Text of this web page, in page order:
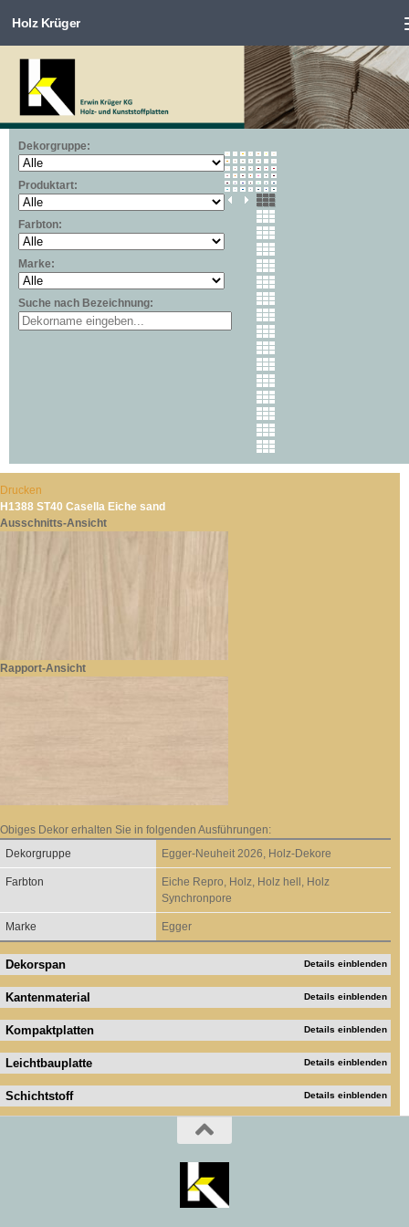
Zum Inhalt springen
Holz Krüger
Dekorgruppe:
Produktart:
Farbton:
Marke:
Suche nach Bezeichnung:
Drucken
H1388 ST40 Casella Eiche sand
Ausschnitts-Ansicht
Rapport-Ansicht
Obiges Dekor erhalten Sie in folgenden Ausführungen:
Dekorgruppe
Egger-Neuheit 2026, Holz-Dekore
Farbton
Eiche Repro, Holz, Holz hell, Holz
Synchronpore
Marke Egger
Dekorspan Details einblenden
Kantenmaterial Details einblenden
Kompaktplatten Details einblenden
Leichtbauplatte Details einblenden
Schichtstoff Details einblenden